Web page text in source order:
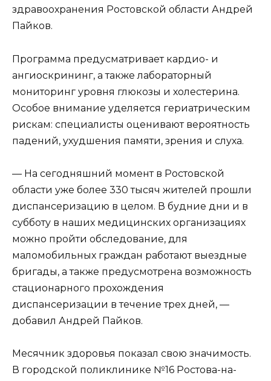
здравоохранения Ростовской области Андрей
Пайков.
Программа предусматривает кардио- и
ангиоскрининг, а также лабораторный
мониторинг уровня глюкозы и холестерина.
Особое внимание уделяется гериатрическим
рискам: специалисты оценивают вероятность
падений, ухудшения памяти, зрения и слуха.
— На сегодняшний момент в Ростовской
области уже более 330 тысяч жителей прошли
диспансеризацию в целом. В будние дни и в
субботу в наших медицинских организациях
можно пройти обследование, для
маломобильных граждан работают выездные
бригады, а также предусмотрена возможность
стационарного прохождения
диспансеризации в течение трех дней, —
добавил Андрей Пайков.
Месячник здоровья показал свою значимость.
В городской поликлинике №16 Ростова-на-